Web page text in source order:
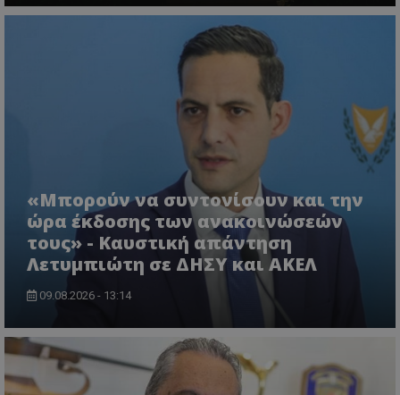
«Μπορούν να συντονίσουν και την
ώρα έκδοσης των ανακοινώσεών
τους» - Καυστική απάντηση
Λετυμπιώτη σε ΔΗΣΥ και ΑΚΕΛ
09.08.2026 - 13:14
VISITOR_PRIVACY_METADATA
YouTube
.youtube.com